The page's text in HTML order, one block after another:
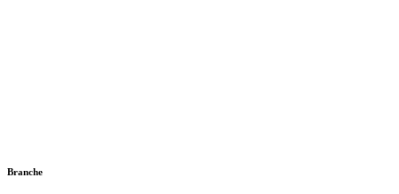
Branche